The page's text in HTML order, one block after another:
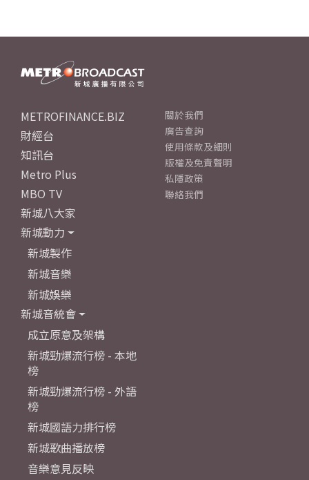
METROFINANCE.BIZ
財經台
知訊台
Metro Plus
MBO TV
新城八大家
新城動力
新城製作
新城音樂
新城娛樂
新城音統會
成立原意及架構
新城勁爆流行榜 - 本地
榜
新城勁爆流行榜 - 外語
榜
新城國語力排行榜
新城歌曲播放榜
音樂意見反映
關於我們
廣告查詢
使用條款及細則
版權及免責聲明
私隱政策
聯絡我們